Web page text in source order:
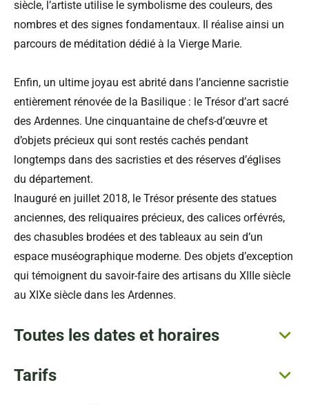
siècle, l’artiste utilise le symbolisme des couleurs, des
nombres et des signes fondamentaux. Il réalise ainsi un
parcours de méditation dédié à la Vierge Marie.
Enfin, un ultime joyau est abrité dans l’ancienne sacristie
entièrement rénovée de la Basilique : le Trésor d’art sacré
des Ardennes. Une cinquantaine de chefs-d’œuvre et
d’objets précieux qui sont restés cachés pendant
longtemps dans des sacristies et des réserves d’églises
du département.
Inauguré en juillet 2018, le Trésor présente des statues
anciennes, des reliquaires précieux, des calices orfévrés,
des chasubles brodées et des tableaux au sein d’un
espace muséographique moderne. Des objets d’exception
qui témoignent du savoir-faire des artisans du XIIIe siècle
au XIXe siècle dans les Ardennes.
Toutes les dates et horaires
Tarifs